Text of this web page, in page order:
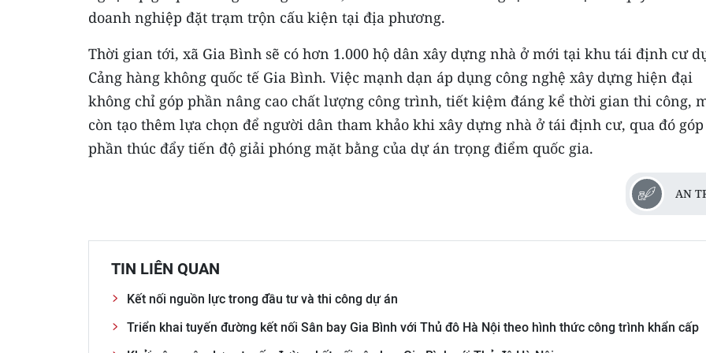
doanh nghiệp đặt trạm trộn cấu kiện tại địa phương.
Thời gian tới, xã Gia Bình sẽ có hơn 1.000 hộ dân xây dựng nhà ở mới tại khu tái định cư
Cảng hàng không quốc tế Gia Bình. Việc mạnh dạn áp dụng công nghệ xây dựng hiện đại
không chỉ góp phần nâng cao chất lượng công trình, tiết kiệm đáng kể thời gian thi công,
còn tạo thêm lựa chọn để người dân tham khảo khi xây dựng nhà ở tái định cư, qua đó góp
phần thúc đẩy tiến độ giải phóng mặt bằng của dự án trọng điểm quốc gia.
AN
TIN LIÊN QUAN
Kết nối nguồn lực trong đầu tư và thi công dự án
Triển khai tuyến đường kết nối Sân bay Gia Bình với Thủ đô Hà Nội theo hình thức công trình khẩn cấp